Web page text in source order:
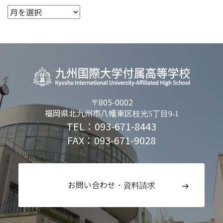
〒805-0002
福岡県北九州市八幡東区枝光5丁目9-1
TEL：093-671-8443
FAX：093-671-9028
お問い合わせ ・資料請求